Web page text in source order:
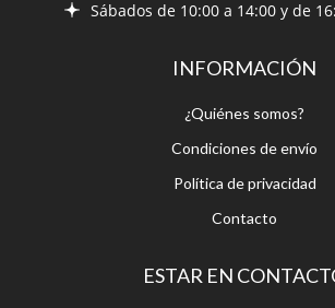
¿Quiénes somos?
Condiciones de envío
ESTAR EN CONTACTO
Tel.: (+34) 915.213.757
Tel: (+34) 915.320.838